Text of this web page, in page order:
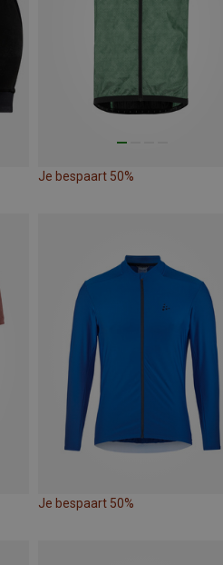
Je bespaart 50%
Je bespaart 50%